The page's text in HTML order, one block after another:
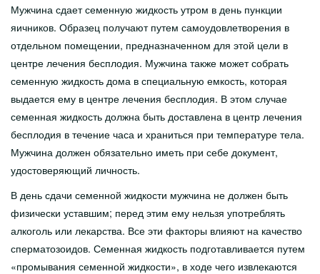
Мужчина сдает семенную жидкость утром в день пункции
яичников. Образец получают путем самоудовлетворения в
отдельном помещении, предназначенном для этой цели в
центре лечения бесплодия. Мужчина также может собрать
семенную жидкость дома в специальную емкость, которая
выдается ему в центре лечения бесплодия. В этом случае
семенная жидкость должна быть доставлена в центр лечения
бесплодия в течение часа и храниться при температуре тела.
Мужчина должен обязательно иметь при себе документ,
удостоверяющий личность.
В день сдачи семенной жидкости мужчина не должен быть
физически уставшим; перед этим ему нельзя употреблять
алкоголь или лекарства. Все эти факторы влияют на качество
сперматозоидов. Семенная жидкость подготавливается путем
«промывания семенной жидкости», в ходе чего извлекаются